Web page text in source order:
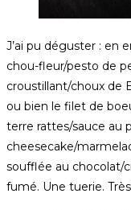
J’ai pu déguster : en
chou-fleur/pesto de
croustillant/choux de
ou bien le filet de
terre rattes/sauce au
cheesecake/
soufflée au chocolat/
fumé. Une tuerie.